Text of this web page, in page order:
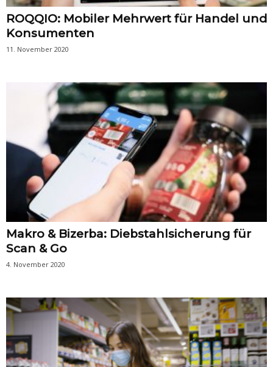
ROQQIO: Mobiler Mehrwert für Handel und
Konsumenten
11. November 2020
Makro & Bizerba: Diebstahlsicherung für
Scan & Go
4. November 2020